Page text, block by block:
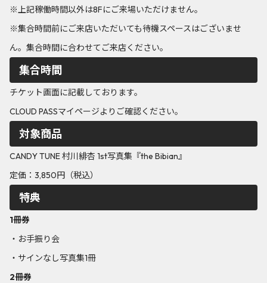
※上記稼働時間以外は8Fにご来場いただけません。
※集合時間前にご来店いただいても待機スペースはございませ
ん。集合時間に合わせてご来店ください。
集合時間
チケット画面に記載しております。
CLOUD PASSマイページよりご確認ください。
対象商品
CANDY TUNE 村川緋杏 1st写真集『the Bibian』
定価：3,850円（税込）
特典
1冊券
・お手振り会
・サインなし写真集1冊
2冊券